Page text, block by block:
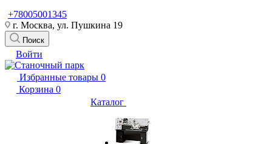
+78005001345
г. Москва, ул. Пушкина 19
Поиск
Войти
Избранные товары 0
Корзина 0
Каталог